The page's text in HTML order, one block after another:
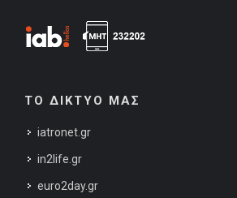
ΤΟ ΔΙΚΤΥΟ ΜΑΣ
iatronet.gr
in2life.gr
euro2day.gr